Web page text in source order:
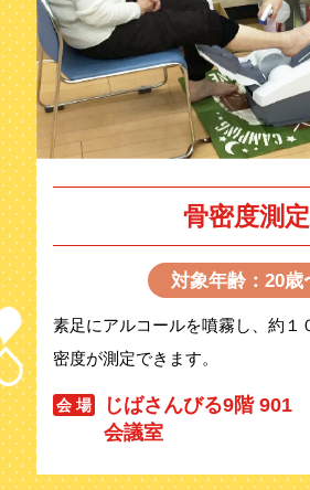
骨密度測定
対象年齢：20歳
素足にアルコールを噴霧し、約１
密度が測定できます。
会 場
じばさんびる9階 901
会議室